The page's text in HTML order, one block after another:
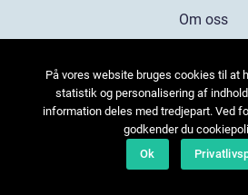
Om oss
Kontakta oss
Sitemap
På vores website bruges cookies til at
statistik og personalisering af
information deles med tredjepart. Ved
godkender du
Ok